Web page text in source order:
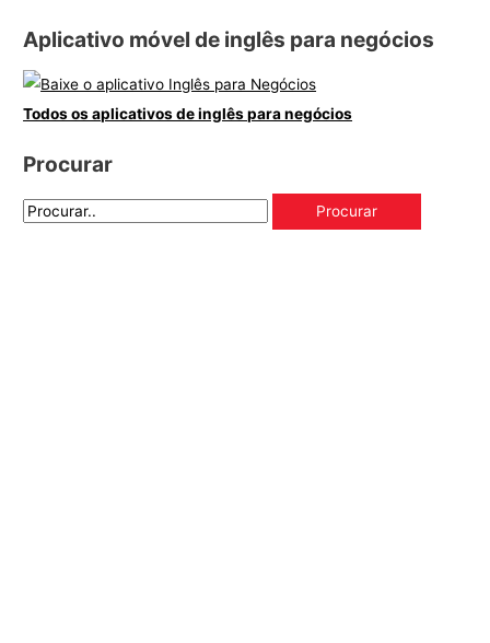
Aplicativo móvel de inglês para negócios
Todos os aplicativos de inglês para negócios
Procurar